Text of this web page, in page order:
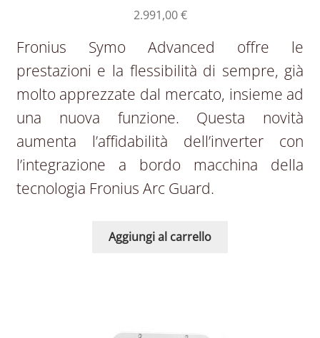
2.991,00€
Fronius Symo Advanced offre le
prestazioni e la flessibilità di sempre, già
molto apprezzate dal mercato, insieme ad
una nuova funzione. Questa novità
aumenta l’affidabilità dell’inverter con
l’integrazione a bordo macchina della
tecnologia Fronius Arc Guard.
Aggiungi al carrello